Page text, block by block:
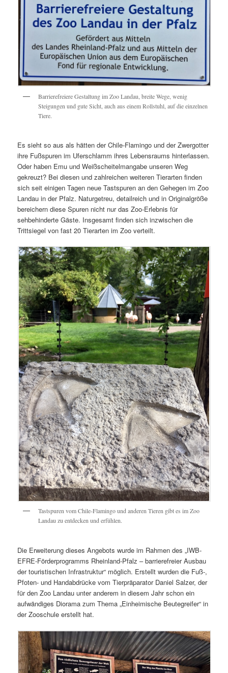
Barrierefreiere Gestaltung im Zoo Landau, breite Wege, wenig
Steigungen und gute Sicht, auch aus einem Rollstuhl, auf die einzelnen
Tiere.
Es sieht so aus als hätten der Chile-Flamingo und der Zwergotter
ihre Fußspuren im Uferschlamm ihres Lebensraums hinterlassen.
Oder haben Emu und Weißscheitelmangabe unseren Weg
gekreuzt? Bei diesen und zahlreichen weiteren Tierarten finden
sich seit einigen Tagen neue Tastspuren an den Gehegen im Zoo
Landau in der Pfalz. Naturgetreu, detailreich und in Originalgröße
bereichern diese Spuren nicht nur das Zoo-Erlebnis für
sehbehinderte Gäste. Insgesamt finden sich inzwischen die
Trittsiegel von fast 20 Tierarten im Zoo verteilt.
Tastspuren vom Chile-Flamingo und anderen Tieren gibt es im Zoo
Landau zu entdecken und erfühlen.
Die Erweiterung dieses Angebots wurde im Rahmen des „IWB-
EFRE-Förderprogramms Rheinland-Pfalz – barrierefreier Ausbau
der touristischen Infrastruktur“ möglich. Erstellt wurden die Fuß-,
Pfoten- und Handabdrücke vom Tierpräparator Daniel Salzer, der
für den Zoo Landau unter anderem in diesem Jahr schon ein
aufwändiges Diorama zum Thema „Einheimische Beutegreifer“ in
der Zooschule erstellt hat.